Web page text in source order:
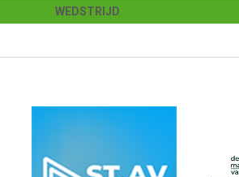
WEDSTRIJD